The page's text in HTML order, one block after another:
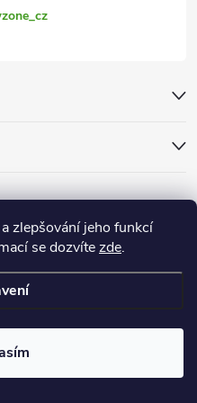
zlepšování jeho funkcí
se dozvítezde.